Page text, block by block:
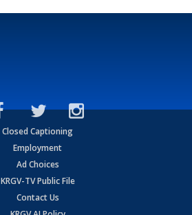
Closed Captioning
Employment
Ad Choices
KRGV-TV Public File
Contact Us